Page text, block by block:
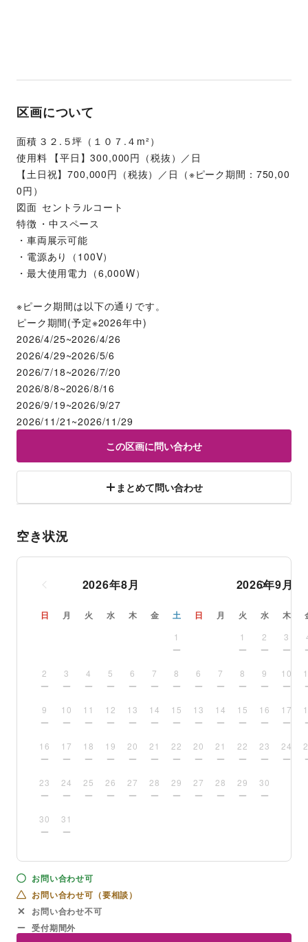
区画について
面積	３２.５坪（１０７.４m²）
使用料	【平日】300,000円（税抜）／日
【土日祝】700,000円（税抜）／日（※ピーク期間：750,00
0円）
図面	 セントラルコート
特徴	・中スペース
・車両展示可能
・電源あり（100V）
・最大使用電力（6,000W）
※ピーク期間は以下の通りです。
ピーク期間(予定※2026年中)
2026/4/25~2026/4/26
2026/4/29~2026/5/6
2026/7/18~2026/7/20
2026/8/8~2026/8/16
2026/9/19~2026/9/27
2026/11/21~2026/11/29
この区画に問い合わせ
まとめて問い合わせ
空き状況
2026年8月
日 月 火 水 木 金 土
1
2 3 4 5 6 7 8
9 10 11 12 13 14 15
16 17 18 19 20 21 22
23 24 25 26 27 28 29
30 31
2026年9月
日 月 火 水 木
1 2 3
6 7 8 9 10
13 14 15 16 17
20 21 22 23 24
27 28 29 30
お問い合わせ可
お問い合わせ可（要相談）
お問い合わせ不可
受付期間外